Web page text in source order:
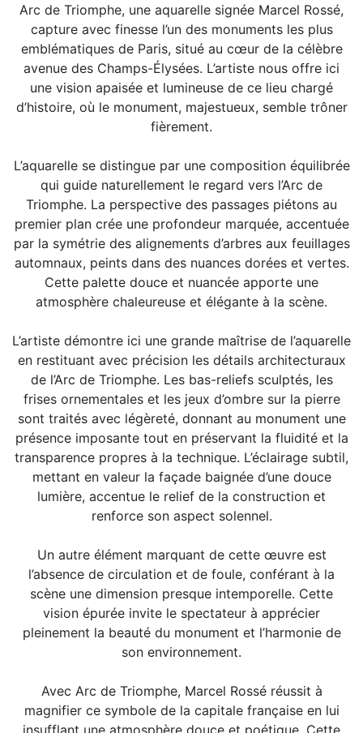
Arc de Triomphe, une aquarelle signée Marcel Rossé,
capture avec finesse l’un des monuments les plus
emblématiques de Paris, situé au cœur de la célèbre
avenue des Champs-Élysées. L’artiste nous offre ici
une vision apaisée et lumineuse de ce lieu chargé
d’histoire, où le monument, majestueux, semble trôner
fièrement.
L’aquarelle se distingue par une composition équilibrée
qui guide naturellement le regard vers l’Arc de
Triomphe. La perspective des passages piétons au
premier plan crée une profondeur marquée, accentuée
par la symétrie des alignements d’arbres aux feuillages
automnaux, peints dans des nuances dorées et vertes.
Cette palette douce et nuancée apporte une
atmosphère chaleureuse et élégante à la scène.
L’artiste démontre ici une grande maîtrise de l’aquarelle
en restituant avec précision les détails architecturaux
de l’Arc de Triomphe. Les bas-reliefs sculptés, les
frises ornementales et les jeux d’ombre sur la pierre
sont traités avec légèreté, donnant au monument une
présence imposante tout en préservant la fluidité et la
transparence propres à la technique. L’éclairage subtil,
mettant en valeur la façade baignée d’une douce
lumière, accentue le relief de la construction et
renforce son aspect solennel.
Un autre élément marquant de cette œuvre est
l’absence de circulation et de foule, conférant à la
scène une dimension presque intemporelle. Cette
vision épurée invite le spectateur à apprécier
pleinement la beauté du monument et l’harmonie de
son environnement.
Avec Arc de Triomphe, Marcel Rossé réussit à
magnifier ce symbole de la capitale française en lui